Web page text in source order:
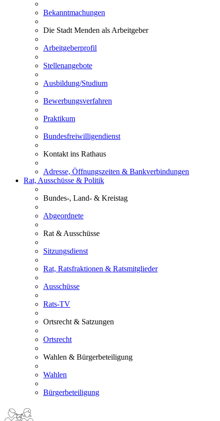
Bekanntmachungen
Die Stadt Menden als Arbeitgeber
Arbeitgeberprofil
Stellenangebote
Ausbildung/Studium
Bewerbungsverfahren
Praktikum
Bundesfreiwilligendienst
Kontakt ins Rathaus
Adresse, Öffnungszeiten & Bankverbindungen
Rat, Ausschüsse & Politik
Bundes-, Land- & Kreistag
Abgeordnete
Rat & Ausschüsse
Sitzungsdienst
Rat, Ratsfraktionen & Ratsmitglieder
Ausschüsse
Rats-TV
Ortsrecht & Satzungen
Ortsrecht
Wahlen & Bürgerbeteiligung
Wahlen
Bürgerbeteiligung